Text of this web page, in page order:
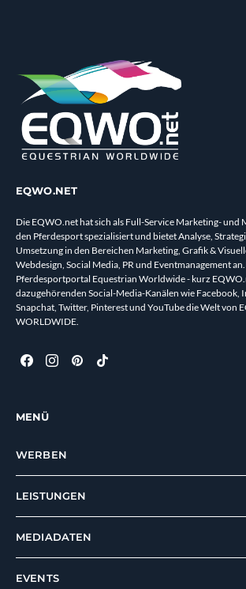
EQWO.NET
Die EQWO.net hat sich als Full-Service Marketing-
den Pferdesport spezialisiert und bietet Analyse,
Umsetzung in den Bereichen Marketing, Grafik &
Webdesign, Social Media, PR und Eventmanagement
Pferdesportportal Equestrian Worldwide - kurz
dazugehörenden Social-Media-Kanälen wie Facebook,
Snapchat, Twitter, Pinterest und YouTube die Welt von
WORLDWIDE.
MENÜ
WERBEN
LEISTUNGEN
MEDIADATEN
EVENTS